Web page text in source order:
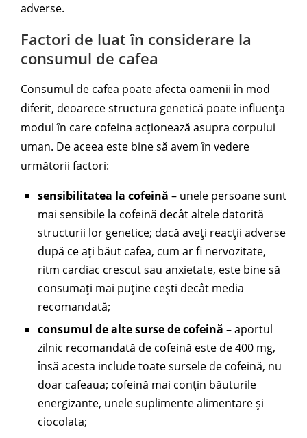
adverse.
Factori de luat în considerare la
consumul de cafea
Consumul de cafea poate afecta oamenii în mod
diferit, deoarece structura genetică poate influența
modul în care cofeina acționează asupra corpului
uman. De aceea este bine să avem în vedere
următorii factori:
sensibilitatea la cofeină – unele persoane sunt
mai sensibile la cofeină decât altele datorită
structurii lor genetice; dacă aveți reacții adverse
după ce ați băut cafea, cum ar fi nervozitate,
ritm cardiac crescut sau anxietate, este bine să
consumați mai puține cești decât media
recomandată;
consumul de alte surse de cofeină – aportul
zilnic recomandată de cofeină este de 400 mg,
însă acesta include toate sursele de cofeină, nu
doar cafeaua; cofeină mai conțin băuturile
energizante, unele suplimente alimentare și
ciocolata;